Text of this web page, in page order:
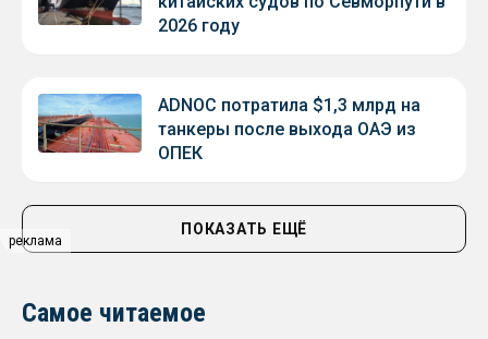
реклама
2026 году
ADNOC потратила $1,3 млрд на
танкеры после выхода ОАЭ из
ОПЕК
ПОКАЗАТЬ ЕЩЁ
Самое читаемое